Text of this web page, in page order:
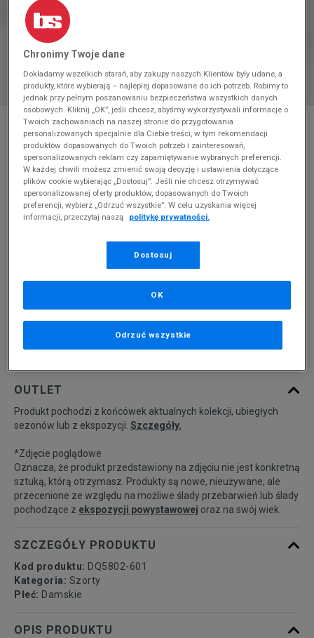
* Zdjęcie poglądowe
NIKE SZORTY W NSW CLUB FLC MR SHORT
Produkt pochodzi z końcówek aktualnych kolekcji, ubiegłych
sezonów lub z ekspozycji. Szczegóły.
cena rekomendowana przez producenta
99,99 zł
PRODUKT NIEDOSTĘPNY
Jeśli artykuł będzie ponownie dostępny, otrzymasz od nas
powiadomienie.
XS
OUTLET
Produkt pochodzi z końcówek aktualnych kolekcji, ubiegłych
sezonów lub z ekspozycji. Szczegóły.
*Zdjęcie poglądowe
Oznacza, że produkt przedstawiony na zdjęciu nie jest konkretną
sztuką, którą otrzymasz. Produkty są nowe, nieużywane, ale
przecenione ze względu na możliwe ślady przebarwień lub ślady
pochodzące z ekspozycji powystawowej oraz na swój wiek.
SZCZEGÓŁY PRODUKTU
Kod produktu: DQ5802-601
Kategoria: Szorty
Płeć: Damskie
OPIS PRODUKTU
Chronimy Twoje dane
Dokładamy wszelkich starań, aby zakupy naszych Klientów były udane, a
produkty, które wybierają – najlepiej dopasowane do ich potrzeb. Robimy to
jednak przy pełnym poszanowaniu bezpieczeństwa wszystkich danych
osobowych. Kliknij „OK”, jeśli chcesz, abyśmy wykorzystywali informacje o
Twoich zachowaniach na naszej stronie do przygotowania
personalizowanych specjalnie dla Ciebie treści, w tym rekomendacji
produktów dopasowanych do Twoich potrzeb i zainteresowań,
spersonalizowanych reklam czy zapamiętywanie wybranych preferencji.
W każdej chwili możesz zmienić swoją decyzję i ustawienia dotyczące
plików cookie wybierając „Dostosuj”. Jeśli nie chcesz otrzymywać
spersonalizowanej oferty produktów, dopasowanych do Twoich
preferencji, wybierz „Odrzuć wszystkie”. W celu uzyskania więcej
informacji, przeczytaj naszą
politykę prywatności.
Dostosuj
Odrzuć wszystkie
OK